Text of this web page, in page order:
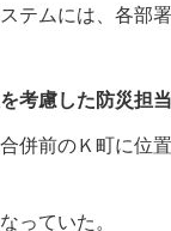
テムには、各部
考慮した防災担
併前のＫ町に位
っていた。